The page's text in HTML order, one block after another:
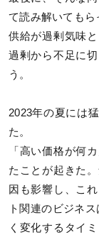
て読み解いてもら
供給が過剰気味
過剰から不足に
う。
2023年の夏には
た。
「高い価格が何
たことが起きた
因も影響し、こ
ト関連のビジネ
く変化するタイ